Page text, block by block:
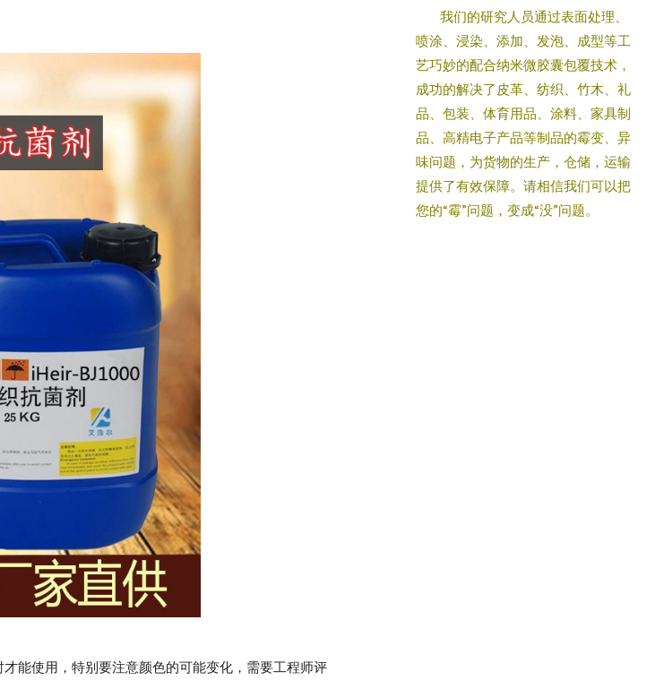
能使用，特别要注意颜色的可能变化，需要工程师评
我们的研究人员通过表面处理、
喷涂、浸染、添加、发泡、成型等工
艺巧妙的配合纳米微胶囊包覆技术，
成功的解决了皮革、纺织、竹木、礼
品、包装、体育用品、涂料、家具制
品、高精电子产品等制品的霉变、异
味问题，为货物的生产，仓储，运输
提供了有效保障。请相信我们可以把
您的“霉”问题，变成“没”问题。